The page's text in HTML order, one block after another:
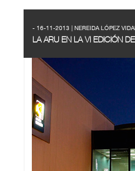
- 16-11-2013 | NEREIDA LÓPEZ
LA ARU EN LA VI EDICIÓN